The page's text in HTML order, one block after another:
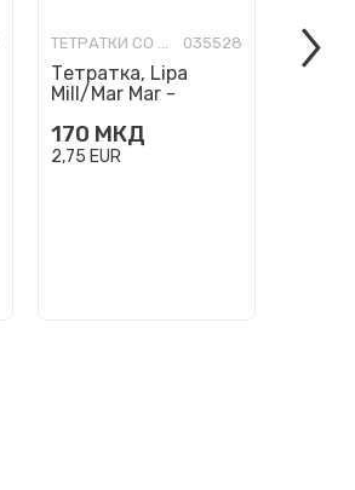
ТЕТРАТКИ СО ТВРДИ КОРИЦИ 035528
Тетратка, Lipa
Mill/Mar Mar -
170 МКД
2,75 EUR